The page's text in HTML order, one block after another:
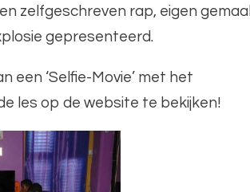
zelfgeschreven rap, eigen
gepresenteerd.
een ‘Selfie-Movie’ met het
les op de website te bekijken!